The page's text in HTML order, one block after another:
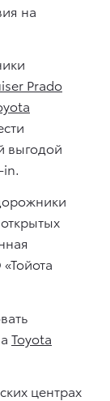
на
Prado
выгодой
in.
Toyota
центрах